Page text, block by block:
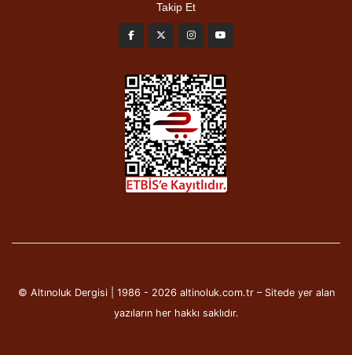
Takip Et
© Altınoluk Dergisi | 1986 - 2026 altinoluk.com.tr – Sitede yer alan
yazıların her hakkı saklıdır.